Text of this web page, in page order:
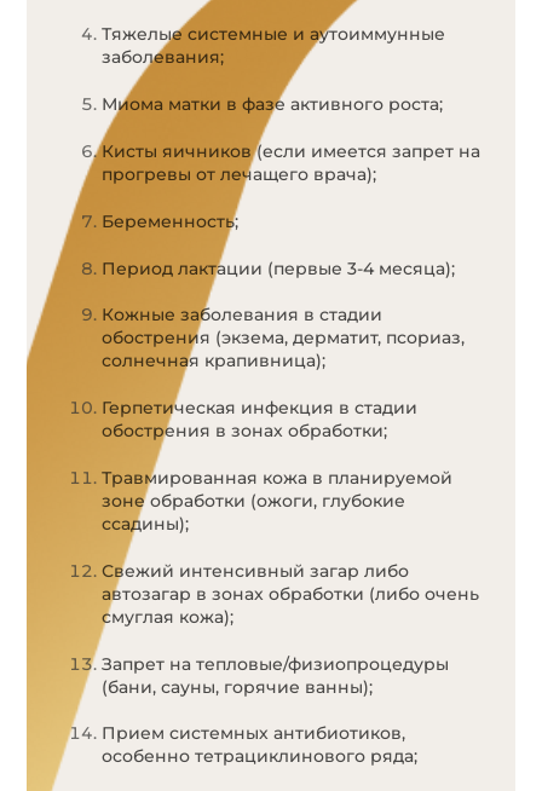
Тяжелые системные и аутоиммунные
заболевания;
Миома матки в фазе активного роста;
Кисты яичников (если имеется запрет на
прогревы от лечащего врача);
Беременность;
Период лактации (первые 3-4 месяца);
Кожные заболевания в стадии
обострения (экзема, дерматит, псориаз,
солнечная крапивница);
Герпетическая инфекция в стадии
обострения в зонах обработки;
Травмированная кожа в планируемой
зоне обработки (ожоги, глубокие
ссадины);
Свежий интенсивный загар либо
автозагар в зонах обработки (либо очень
смуглая кожа);
Запрет на тепловые/физиопроцедуры
(бани, сауны, горячие ванны);
Прием системных антибиотиков,
особенно тетрациклинового ряда;